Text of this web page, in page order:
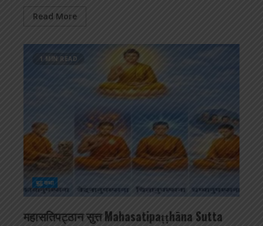
Read More
1 MIN READ
बुद्ध कथा
महासतिपट्ठान सुत्त Mahasatipaṭṭhāna Sutta